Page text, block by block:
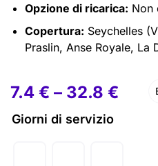
Opzione di ricarica: Non
Copertura: Seychelles
Praslin, Anse Royale, La
7.4 € – 32.8 €
Giorni di servizio